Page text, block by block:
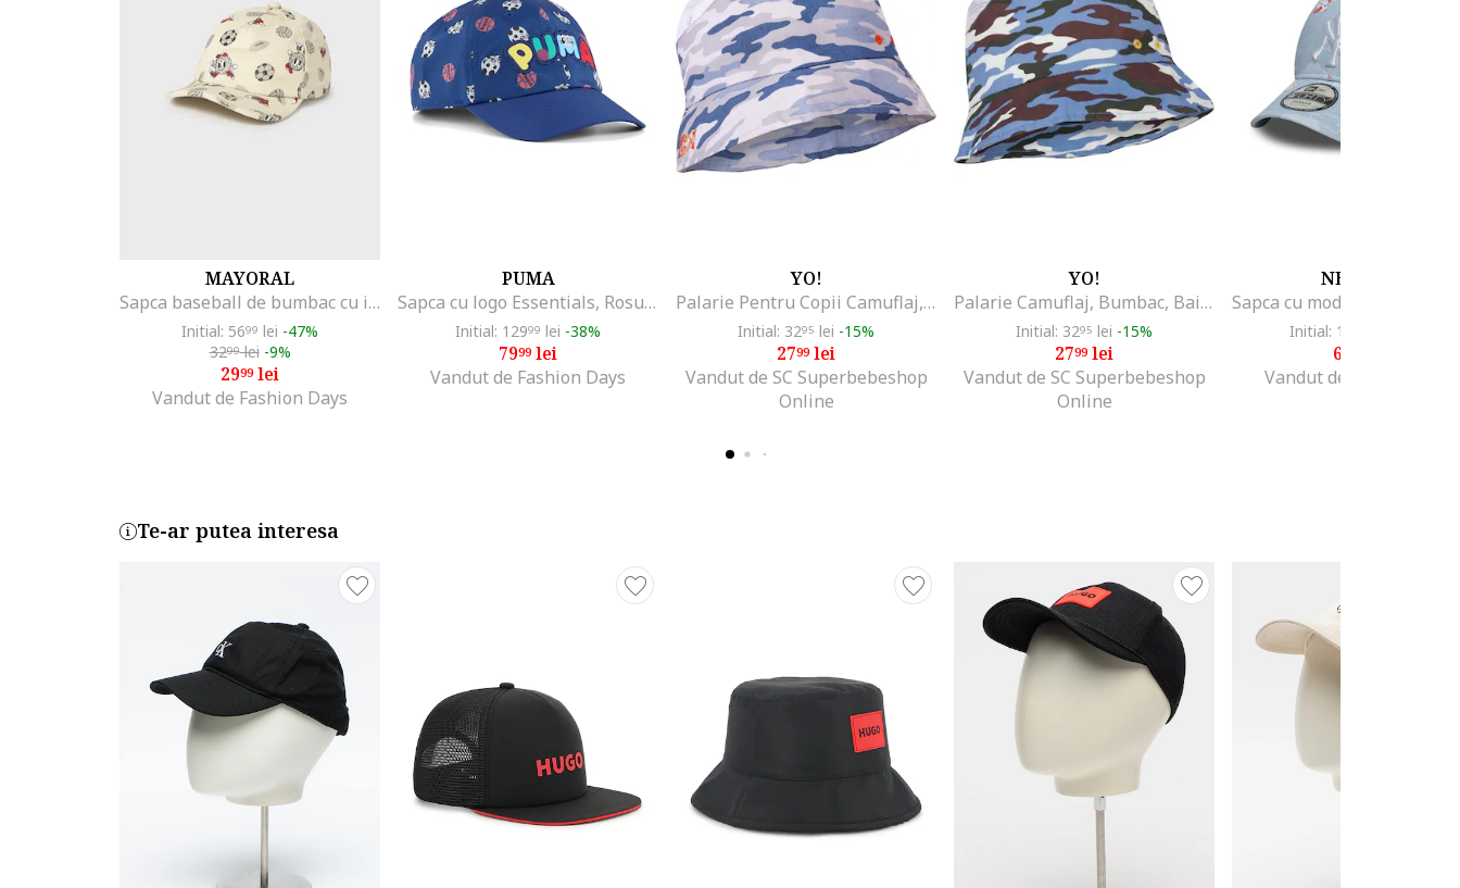
MAYORAL
Sapca baseball de bumbac cu imprimeu, Rosu/Alb/Bej deschis
Initial: 5699 lei -47%
3299lei -9%
2999lei
Vandut de Fashion Days
PUMA
Sapca cu logo Essentials, Rosu/Alb/Albastru inchis
Initial: 12999 lei -38%
7999lei
Vandut de Fashion Days
YO!
Palarie Pentru Copii Camuflaj, Bumbac, Baieti, Multicolor, Multicolor
Initial: 3295 lei -15%
2799lei
Vandut de SC Superbebeshop
Online
YO!
Palarie Camuflaj, Bumbac, Baieti, Multicolor, Multicolor
Initial: 3295 lei -15%
2799lei
Vandut de SC Superbebeshop
Online
NEW ERA
Initial: 128
67
Vandut de Fashion Days
Te-ar putea interesa